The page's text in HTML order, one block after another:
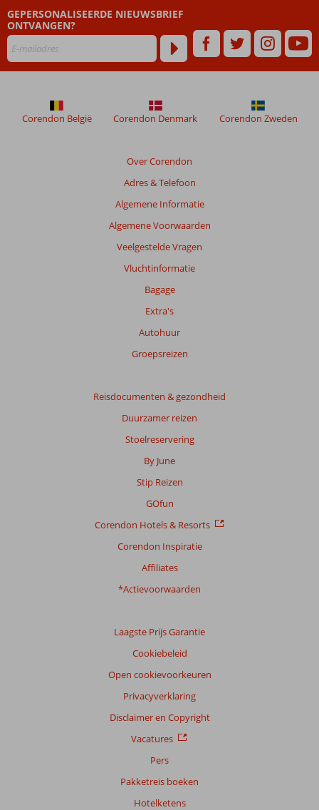
48
maanden
meer
om
de
GEPERSONALISEERDE NIEUWSBRIEF
ONTVANGEN?
Over Corendon
Adres & Telefoon
Algemene Informatie
Algemene Voorwaarden
Veelgestelde Vragen
Vluchtinformatie
Bagage
Extra's
Autohuur
Groepsreizen
Reisdocumenten & gezondheid
Duurzamer reizen
Stoelreservering
By June
Stip Reizen
GOfun
Corendon Hotels & Resorts
Corendon Inspiratie
Affiliates
*Actievoorwaarden
Laagste Prijs Garantie
Cookiebeleid
Open cookievoorkeuren
Privacyverklaring
Disclaimer en Copyright
Vacatures
Pers
Pakketreis boeken
Hotelketens
Corendon België Corendon Denmark Corendon Zweden